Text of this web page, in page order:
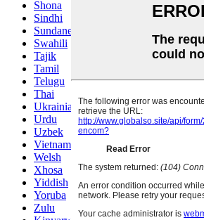
Shona
Sindhi
Sundanese
Swahili
Tajik
Tamil
Telugu
Thai
Ukrainian
Urdu
Uzbek
Vietnamese
Welsh
Xhosa
Yiddish
Yoruba
Zulu